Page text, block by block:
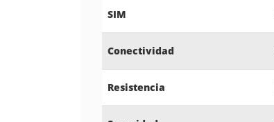
SIM
Conectividad
Resistencia